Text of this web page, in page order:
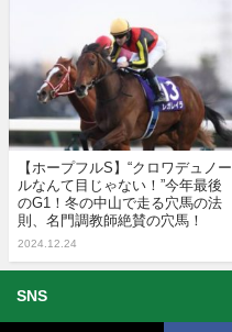
【ホープフルS】“クロワデュノー
ルなんて目じゃない！”今年最後
のG1！冬の中山で走る穴馬の法
則、名門調教師絶賛の穴馬！
2024.12.24
SNS